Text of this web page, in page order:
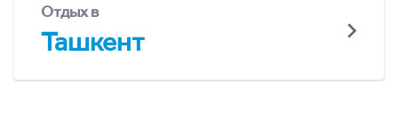
Отдых в
Ташкент